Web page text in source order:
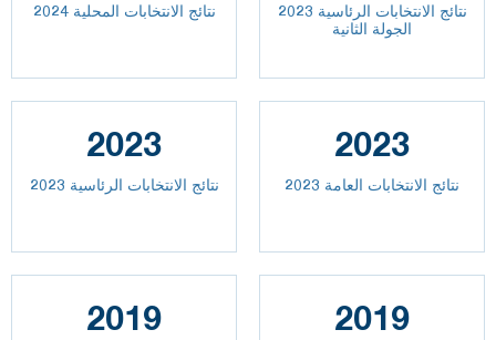
نتائج الانتخابات المحلية 2024
نتائج الانتخابات الرئاسية 2023
الجولة الثانية
2023
نتائج الانتخابات الرئاسية 2023
2023
2023 نتائج الانتخابات العامة
2019 2019